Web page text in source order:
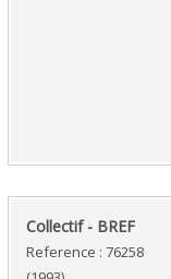
‎Collectif - BREF‎
Reference : 76258